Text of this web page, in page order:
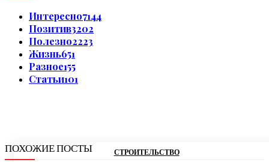
Интересно7144
Позитив3202
Полезно2223
Жизнь651
Разное155
Статьи101
ПОХОЖИЕ ПОСТЫ СТРОИТЕЛЬСТВО